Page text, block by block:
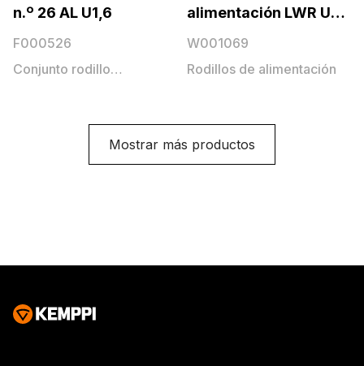
n.º 26 AL U1,6
F000526
Conjunto rodillo
alimentación LWR U1,2
OG, plástico
W001069
Rodillos de alimentación
Mostrar más productos